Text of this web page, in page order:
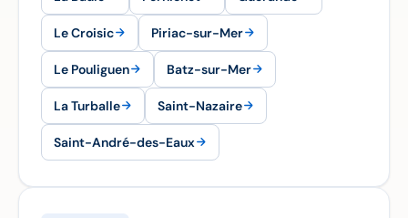
Le Croisic Piriac-sur-Mer
Le Pouliguen Batz-sur-Mer
La Turballe Saint-Nazaire
Saint-André-des-Eaux